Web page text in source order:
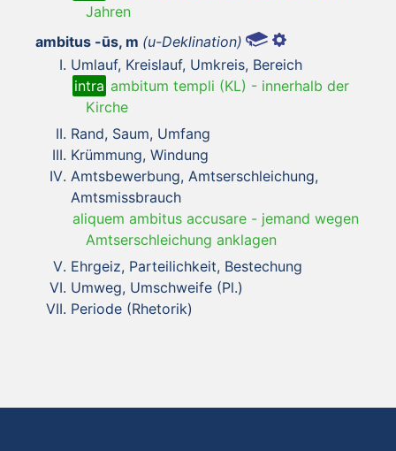
Jahren
ambitus -ūs, m (u-Deklination)
Umlauf, Kreislauf, Umkreis, Bereich
intra ambitum templi (KL) - innerhalb der
Kirche
Rand, Saum, Umfang
Krümmung, Windung
Amtsbewerbung, Amtserschleichung,
Amtsmissbrauch
aliquem ambitus accusare - jemand wegen
Amtserschleichung anklagen
Ehrgeiz, Parteilichkeit, Bestechung
Umweg, Umschweife (Pl.)
Periode (Rhetorik)